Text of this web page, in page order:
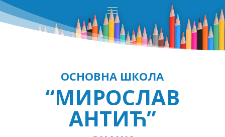
ОСНОВНА ШКОЛА
“МИРОСЛАВ
АНТИЋ”